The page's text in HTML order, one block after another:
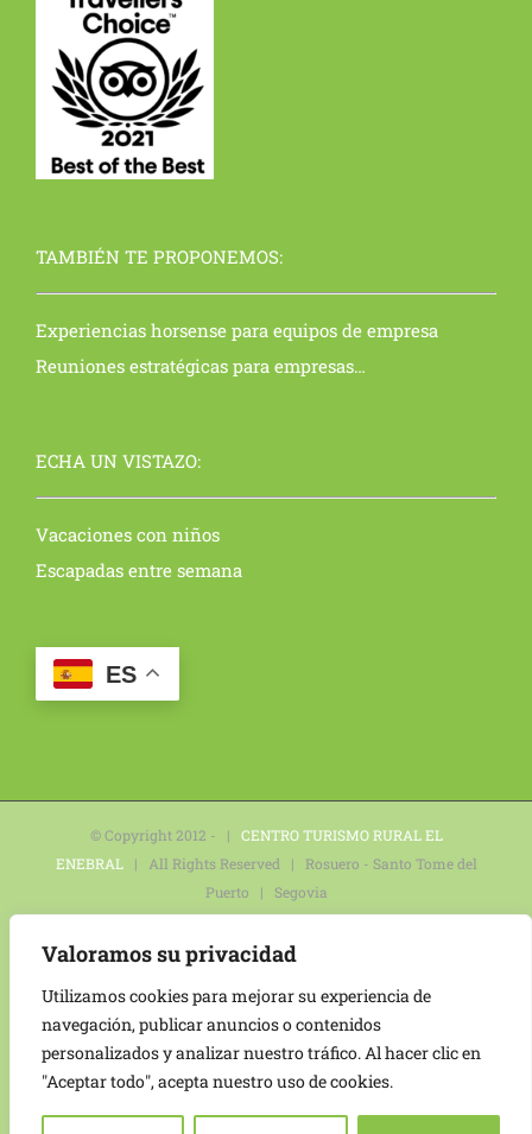
Valoramos su privacidad
Utilizamos cookies para mejorar su experiencia de
navegación, publicar anuncios o contenidos
personalizados y analizar nuestro tráfico. Al hacer clic en
"Aceptar todo", acepta nuestro uso de cookies.
TAMBIÉN TE PROPONEMOS:
Experiencias horsense para equipos de empresa
Reuniones estratégicas para empresas…
ECHA UN VISTAZO:
Vacaciones con niños
Escapadas entre semana
ES
© Copyright 2012 - | CENTRO TURISMO RURAL EL
ENEBRAL| All Rights Reserved | Rosuero - Santo Tome del
Puerto | Segovia
Política de privacidad|Aviso legal
Financiado por la Unión Europea – NextGeneration EU